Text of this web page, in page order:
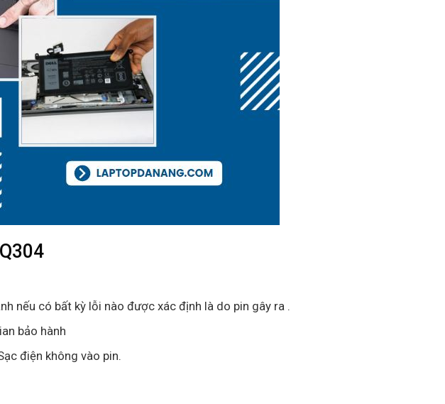
nếu có bất kỳ lỗi nào được xác định là do pin gây ra .
bảo hành
điện không vào pin.